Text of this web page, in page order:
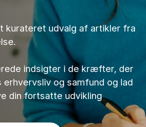
kurateret udvalg af artikler fra
indsigter i de kræfter, der
og samfund og lad
din fortsatte udvikling